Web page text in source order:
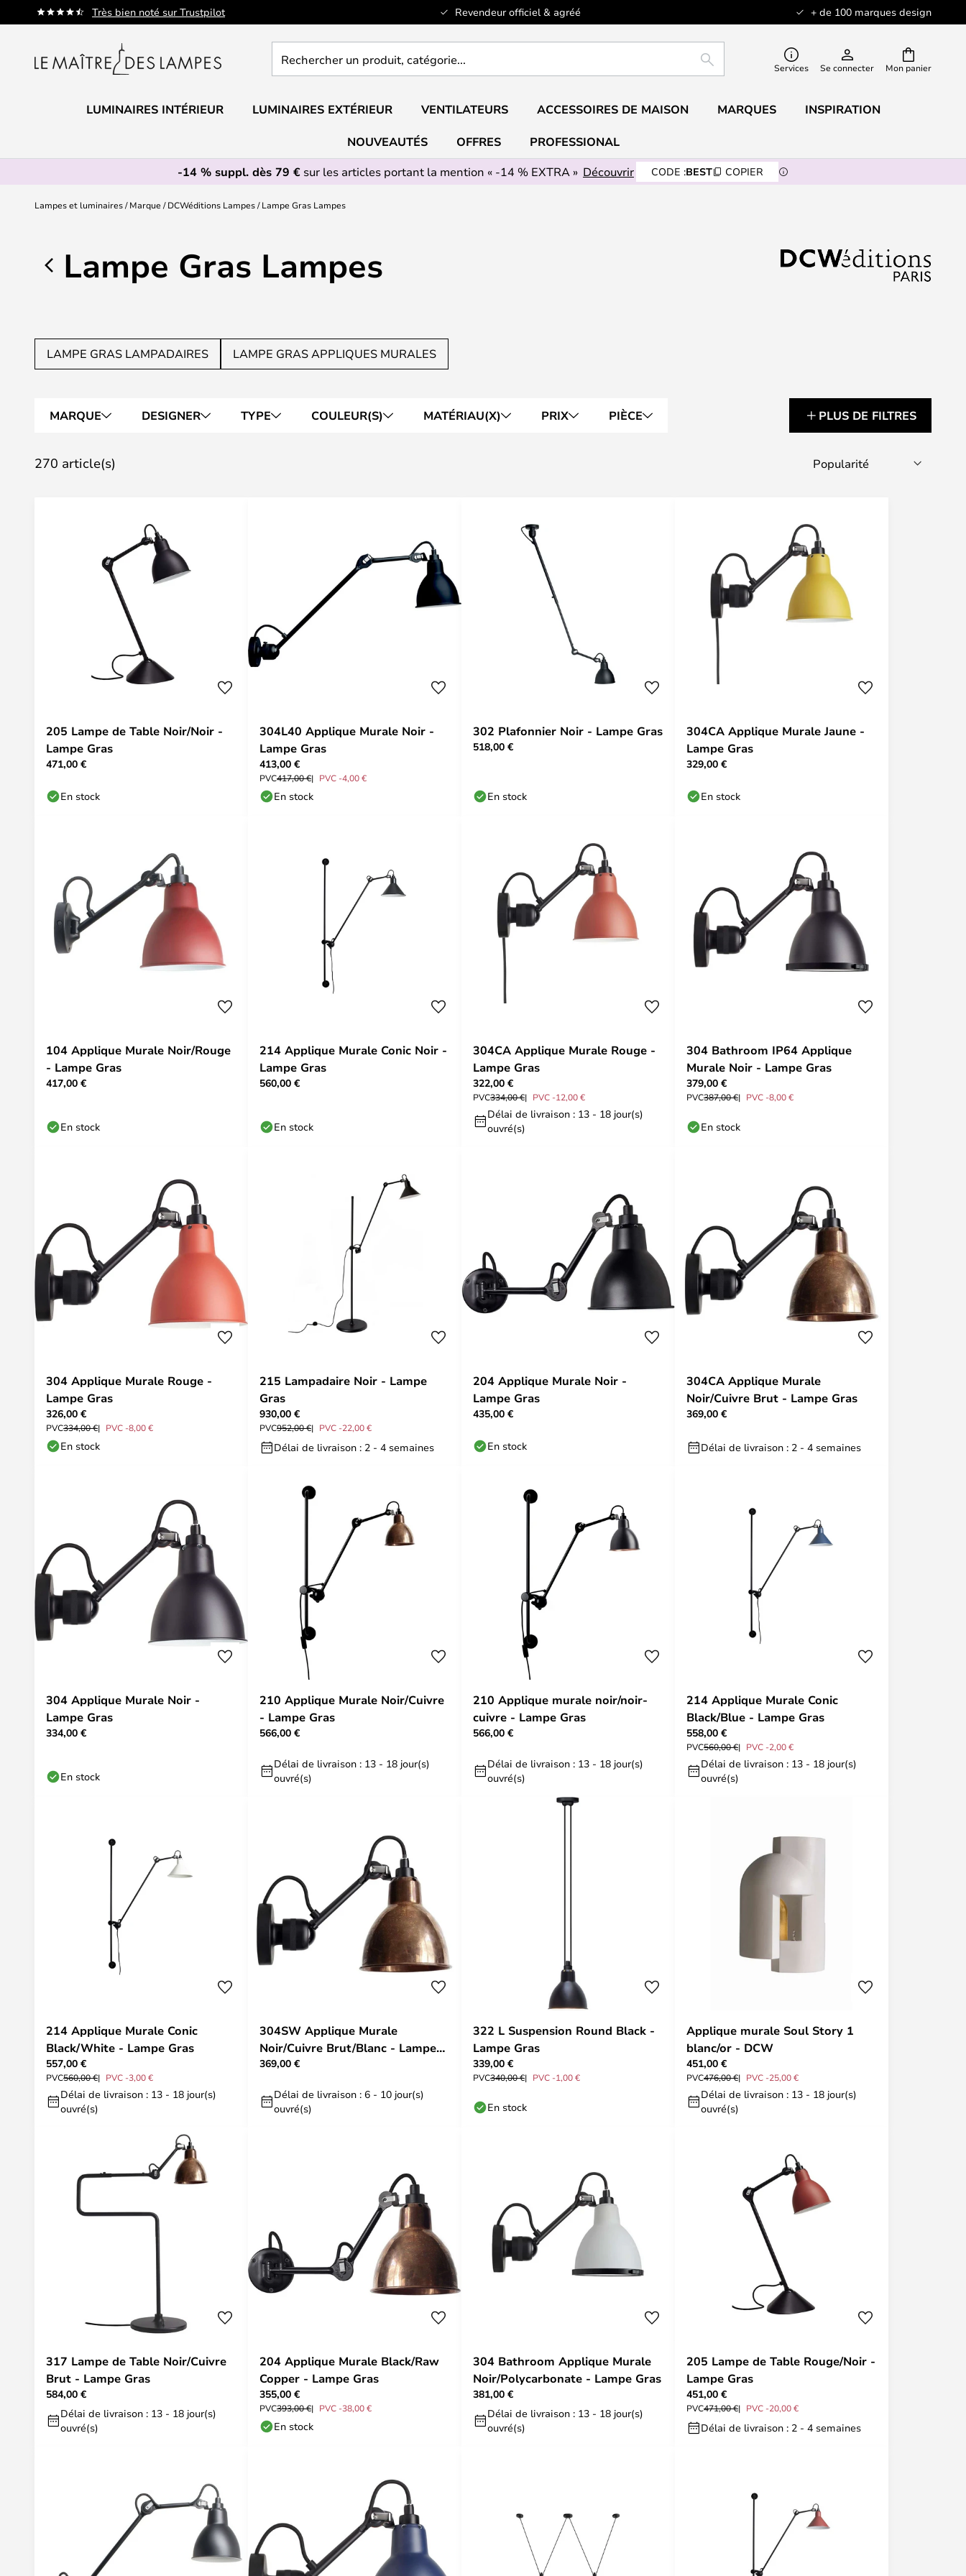
Très bien noté sur Trustpilot Revendeur officiel & agréé + de 100 marques design
Allez
au
Mon panier
un
catégorie...
RECHERCHERServices Se connecter
LUMINAIRES INTÉRIEUR LUMINAIRES EXTÉRIEUR VENTILATEURS ACCESSOIRES DE MAISON MARQUES INSPIRATION
NOUVEAUTÉS OFFRES
PROFESSIONAL
-14 % suppl. dès 79 € sur les articles portant la mention « -14 % EXTRA » Découvrir CODE :BEST COPIER
Lampes et luminaires Marque DCWéditions Lampes Lampe Gras Lampes
Lampe Gras Lampes
LAMPE GRAS LAMPADAIRES LAMPE GRAS APPLIQUES MURALES
MARQUE DESIGNER TYPE COULEUR(S) MATÉRIAU(X) PRIX PIÈCE PLUS DE FILTRES
270 article(s)
205 Lampe de Table Noir/Noir -
Lampe Gras
471,00 €
En stock
304L40 Applique Murale Noir -
Lampe Gras
413,00 €
PVC417,00 € PVC -4,00 €
En stock
302 Plafonnier Noir - Lampe Gras
518,00 €
En stock
304CA Applique Murale Jaune -
Lampe Gras
329,00 €
En stock
104 Applique Murale Noir/Rouge
- Lampe Gras
417,00 €
En stock
214 Applique Murale Conic Noir -
Lampe Gras
560,00 €
En stock
304CA Applique Murale Rouge -
Lampe Gras
322,00 €
PVC334,00 € PVC -12,00 €
Délai de livraison : 13 - 18 jour(s)
ouvré(s)
304 Bathroom IP64 Applique
Murale Noir - Lampe Gras
379,00 €
PVC387,00 € PVC -8,00 €
En stock
304 Applique Murale Rouge -
Lampe Gras
326,00 €
PVC334,00 € PVC -8,00 €
En stock
215 Lampadaire Noir - Lampe
Gras
930,00 €
PVC952,00 € PVC -22,00 €
Délai de livraison : 2 - 4 semaines
204 Applique Murale Noir -
Lampe Gras
435,00 €
En stock
304CA Applique Murale
Noir/Cuivre Brut - Lampe Gras
369,00 €
Délai de livraison : 2 - 4 semaines
304 Applique Murale Noir -
Lampe Gras
334,00 €
En stock
210 Applique Murale Noir/Cuivre
- Lampe Gras
566,00 €
Délai de livraison : 13 - 18 jour(s)
ouvré(s)
210 Applique murale noir/noir-
cuivre - Lampe Gras
566,00 €
Délai de livraison : 13 - 18 jour(s)
ouvré(s)
214 Applique Murale Conic
Black/Blue - Lampe Gras
558,00 €
PVC560,00 € PVC -2,00 €
Délai de livraison : 13 - 18 jour(s)
ouvré(s)
214 Applique Murale Conic
Black/White - Lampe Gras
557,00 €
PVC560,00 € PVC -3,00 €
Délai de livraison : 13 - 18 jour(s)
ouvré(s)
304SW Applique Murale
Noir/Cuivre Brut/Blanc - Lampe
Gras
369,00 €
Délai de livraison : 6 - 10 jour(s)
ouvré(s)
322 L Suspension Round Black -
Lampe Gras
339,00 €
PVC340,00 € PVC -1,00 €
En stock
Applique murale Soul Story 1
blanc/or - DCW
451,00 €
PVC476,00 € PVC -25,00 €
Délai de livraison : 13 - 18 jour(s)
ouvré(s)
317 Lampe de Table Noir/Cuivre
Brut - Lampe Gras
584,00 €
Délai de livraison : 13 - 18 jour(s)
ouvré(s)
204 Applique Murale Black/Raw
Copper - Lampe Gras
355,00 €
PVC393,00 € PVC -38,00 €
En stock
304 Bathroom Applique Murale
Noir/Polycarbonate - Lampe Gras
381,00 €
Délai de livraison : 13 - 18 jour(s)
ouvré(s)
205 Lampe de Table Rouge/Noir -
Lampe Gras
451,00 €
PVC471,00 € PVC -20,00 €
Délai de livraison : 2 - 4 semaines